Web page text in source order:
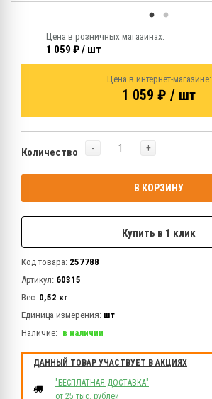
Цена в розничных магазинах:
1 059 ₽ / шт
Цена в интернет-магазине:
1 059 ₽ / шт
Количество - +
В КОРЗИНУ
Купить в 1 клик
Код товара: 257788
Артикул: 60315
Вес: 0,52 кг
Единица измерения: шт
Наличие: в наличии
ДАННЫЙ ТОВАР УЧАСТВУЕТ В АКЦИЯХ
"БЕСПЛАТНАЯ ДОСТАВКА"
от 25 тыс. рублей